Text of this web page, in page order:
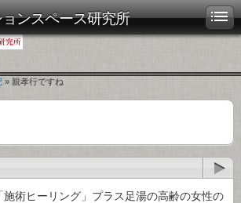
ンスペース研究所
» 親孝行ですね
術ヒーリング」プラス足湯の高齢の女性の